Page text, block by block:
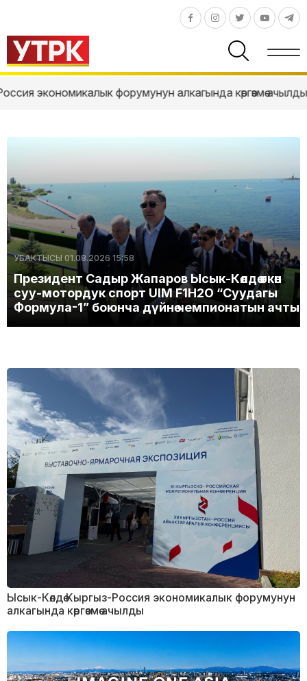
форумунун алкагында көргөзмө ачылды УТРКнын
УБАКТЫСЫ 01.08.2026 15:58
Президент Садыр Жапаров Ысык-Көлдө өткөн
суу-мотордук спорт UIM F1H2O “Суудагы
Формула-1” боюнча дүйнө чемпионатын ачты
Ысык-Көлдө Кыргыз-Россия экономикалык форумунун
алкагында көргөзмө ачылды